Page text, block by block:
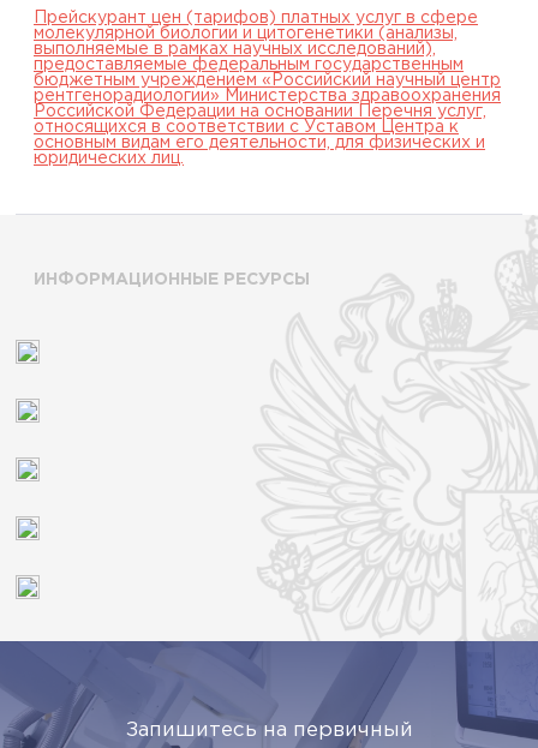
Прейскурант цен (тарифов) платных услуг в сфере
молекулярной биологии и цитогенетики (анализы,
выполняемые в рамках научных исследований),
предоставляемые федеральным государственным
бюджетным учреждением «Российский научный центр
рентгенорадиологии» Министерства здравоохранения
Российской Федерации на основании Перечня услуг,
относящихся в соответствии с Уставом Центра к
основным видам его деятельности, для физических и
юридических лиц.
ИНФОРМАЦИОННЫЕ РЕСУРСЫ
Запишитесь на первичный